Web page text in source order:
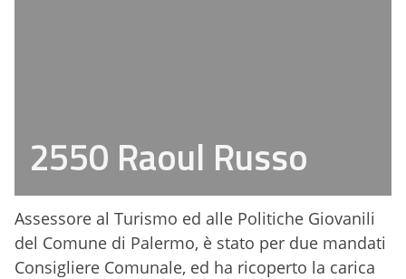
2550 Raoul Russo
Assessore al Turismo ed alle Politiche Giovanili
del Comune di Palermo, è stato per due mandati
Consigliere Comunale, ed ha ricoperto la carica